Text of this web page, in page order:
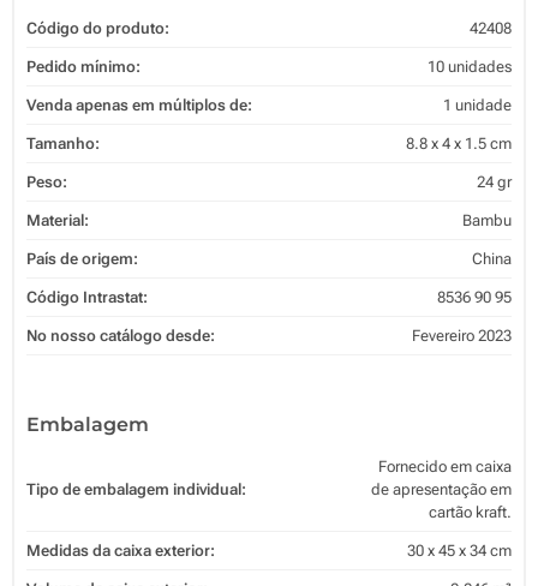
Código do produto: 42408
Pedido mínimo: 10 unidades
Venda apenas em múltiplos de: 1 unidade
Tamanho: 8.8 x 4 x 1.5 cm
Peso: 24 gr
Material: Bambu
País de origem: China
Código Intrastat: 8536 90 95
No nosso catálogo desde: Fevereiro 2023
Embalagem
Tipo de embalagem individual:
Fornecido em caixa
de apresentação em
cartão kraft.
Medidas da caixa exterior: 30 x 45 x 34 cm